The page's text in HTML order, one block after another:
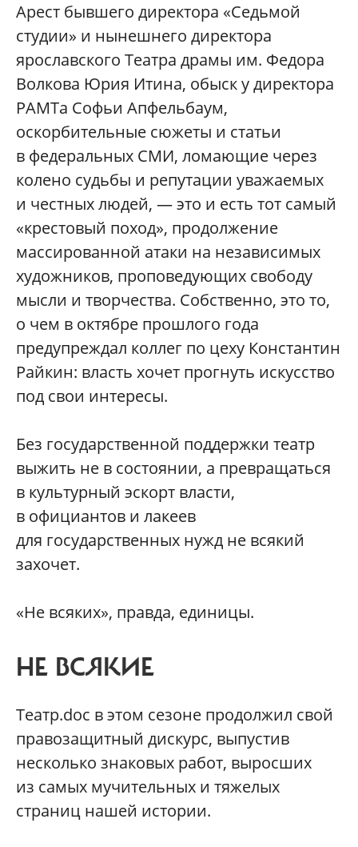
Арест бывшего директора «Седьмой
студии» и нынешнего директора
ярославского Театра драмы им. Федора
Волкова Юрия Итина, обыск у директора
РАМТа Софьи Апфельбаум,
оскорбительные сюжеты и статьи
в федеральных СМИ, ломающие через
колено судьбы и репутации уважаемых
и честных людей, — это и есть тот самый
«крестовый поход», продолжение
массированной атаки на независимых
художников, проповедующих свободу
мысли и творчества. Собственно, это то,
о чем в октябре прошлого года
предупреждал коллег по цеху Константин
Райкин: власть хочет прогнуть искусство
под свои интересы.
Без государственной поддержки театр
выжить не в состоянии, а превращаться
в культурный эскорт власти,
в официантов и лакеев
для государственных нужд не всякий
захочет.
«Не всяких», правда, единицы.
НЕ ВСЯКИЕ
Театр.doc в этом сезоне продолжил свой
правозащитный дискурс, выпустив
несколько знаковых работ, выросших
из самых мучительных и тяжелых
страниц нашей истории.